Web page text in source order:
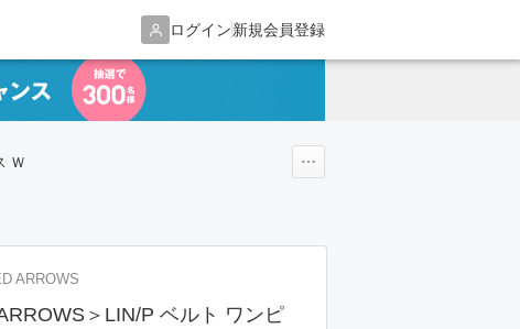
ログイン新規会員登録
Ｗ
ARROWS
＞LIN/P ベルト ワンピ